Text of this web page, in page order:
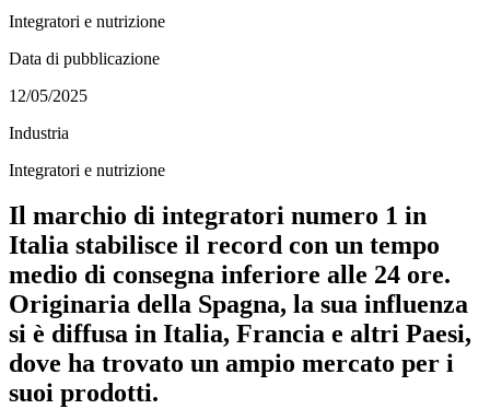
Integratori e nutrizione
Data di pubblicazione
12/05/2025
Industria
Integratori e nutrizione
Il marchio di integratori numero 1 in
Italia stabilisce il record con un tempo
medio di consegna inferiore alle 24 ore.
Originaria della Spagna, la sua influenza
si è diffusa in Italia, Francia e altri Paesi,
dove ha trovato un ampio mercato per i
suoi prodotti.